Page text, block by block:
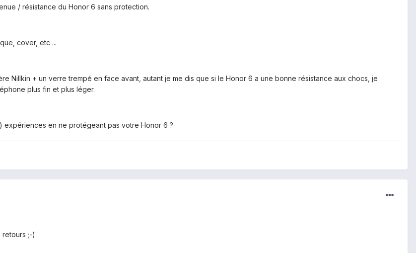
/ résistance du Honor 6 sans protection.
cover, etc ...
Nillkin + un verre trempé en face avant, autant je me dis que si le Honor 6 a une bonne résistance aux chocs, je
plus fin et plus léger.
expériences en ne protégeant pas votre Honor 6 ?
retours ;-)